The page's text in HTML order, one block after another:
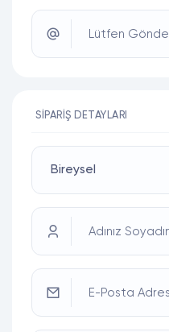
Lütfen
SIPARIŞ DETAYLARI
Adınız
E-Posta